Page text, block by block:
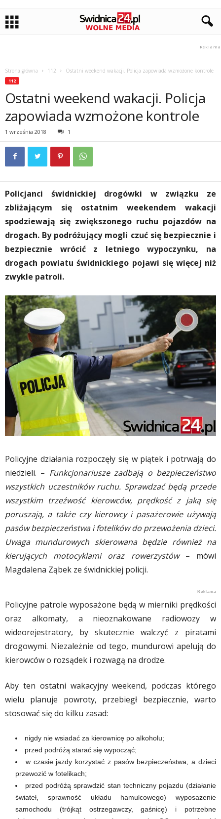
Strona główna 112 Ostatni weekend wakacji. Policja zapowiada wzmożone kontrole
112
Ostatni weekend wakacji. Policja
zapowiada wzmożone kontrole
1 września 2018 1
Policjanci świdnickiej drogówki w związku ze
zbliżającym się ostatnim weekendem wakacji
spodziewają się zwiększonego ruchu pojazdów na
drogach. By podróżujący mogli czuć się bezpiecznie i
bezpiecznie wrócić z letniego wypoczynku, na
drogach powiatu świdnickiego pojawi się więcej niż
zwykle patroli.
Policyjne działania rozpoczęły się w piątek i potrwają do
niedzieli. – Funkcjonariusze zadbają o bezpieczeństwo
wszystkich uczestników ruchu. Sprawdzać będą przede
wszystkim trzeźwość kierowców, prędkość z jaką się
poruszają, a także czy kierowcy i pasażerowie używają
pasów bezpieczeństwa i fotelików do przewożenia dzieci.
Uwaga mundurowych skierowana będzie również na
kierujących motocyklami oraz rowerzystów– mówi
Magdalena Ząbek ze świdnickiej policji.
Policyjne patrole wyposażone będą w mierniki prędkości
oraz alkomaty, a nieoznakowane radiowozy w
wideorejestratory, by skutecznie walczyć z piratami
drogowymi. Niezależnie od tego, mundurowi apelują do
kierowców o rozsądek i rozwagą na drodze.
Aby ten ostatni wakacyjny weekend, podczas którego
wielu planuje powroty, przebiegł bezpiecznie, warto
stosować się do kilku zasad:
nigdy nie wsiadać za kierownicę po alkoholu;
przed podróżą starać się wypocząć;
w czasie jazdy korzystać z pasów bezpieczeństwa, a dzieci
przewozić w fotelikach;
przed podróżą sprawdzić stan techniczny pojazdu (działanie
świateł, sprawność układu hamulcowego) wyposażenie
samochodu (trójkąt ostrzegawczy, gaśnicę) i potrzebne